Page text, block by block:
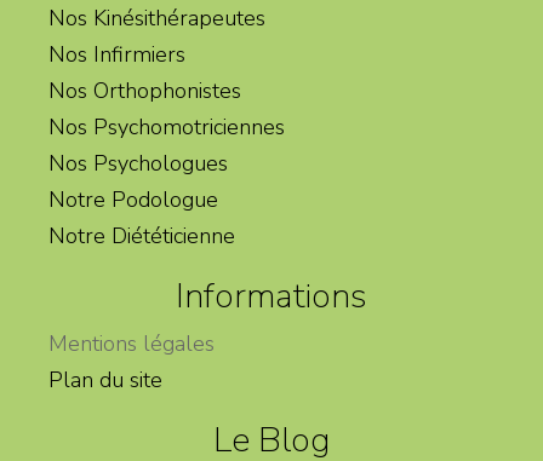
Nos Kinésithérapeutes
Nos Infirmiers
Nos Orthophonistes
Nos Psychomotriciennes
Nos Psychologues
Notre Podologue
Notre Diététicienne
Informations
Mentions légales
Plan du site
Le Blog